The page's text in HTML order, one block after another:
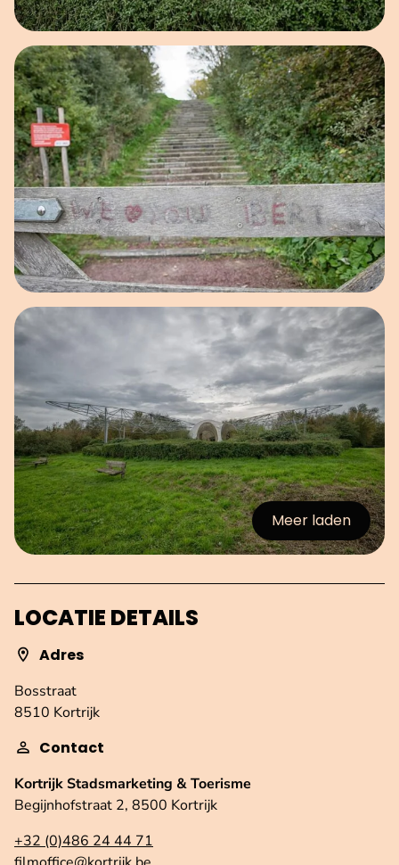
Open afbeelding in popup
Open afbeelding in popup
Meer laden
:afbeeldingen
LOCATIE DETAILS
Adres
Bosstraat
8510 Kortrijk
Contact
Kortrijk Stadsmarketing & Toerisme
Begijnhofstraat 2, 8500 Kortrijk
+32 (0)486 24 44 71